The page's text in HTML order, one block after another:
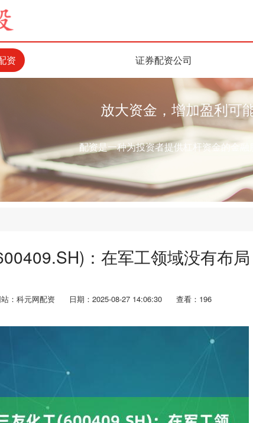
资 证券配资公司
放大资金，增加盈利可
配资是一种为投资者提供杠杆资金的金融
：在军工领域没有布局
：科元网配资 日期：2025-08-27 14:06:30 查看：196